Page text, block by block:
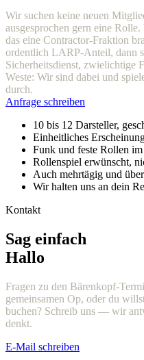
Wir suchen keine neuen
ausgesprochen gern eine
das eine Contractor-Fraktion
ordentlich LARP-Anteil, dann
Sicherheitsdienst, zwielichtige
Weste: Wir sind dabei und
durch.
Anfrage schreiben
10 bis 12 Darsteller,
Einheitliches
Funk und feste Rollen
Rollenspiel erwünscht,
Auch mehrtägig und
Wir halten uns an dein
Kontakt
Sag einfach
Hallo
Fragen zu den Bärenkopf-
gemeinsamen Op, oder du
buchen? Schreib uns — wir
denkt.
E-Mail schreiben